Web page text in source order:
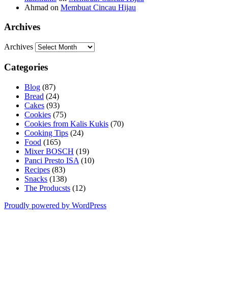
Ahmad on Membuat Cincau Hijau
Archives
Archives
Categories
Blog (87)
Bread (24)
Cakes (93)
Cookies (75)
Cookies from Kalis Kukis (70)
Cooking Tips (24)
Food (165)
Mixer BOSCH (19)
Panci Presto ISA (10)
Recipes (83)
Snacks (138)
The Producsts (12)
Proudly powered by WordPress